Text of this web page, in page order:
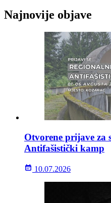
Najnovije objave
Otvorene prijave za
Antifašistički kamp
10.07.2026